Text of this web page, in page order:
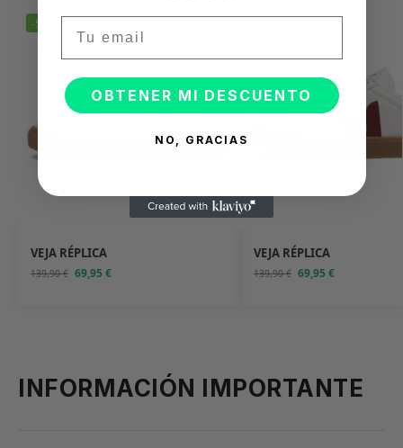
-50%
VEJA RÉPLICA
139,90€ 69,95€
VEJA RÉPLICA
139,90€ 69,95€
INFORMACIÓN IMPORTANTE
OBTENER MI DESCUENTO
NO, GRACIAS